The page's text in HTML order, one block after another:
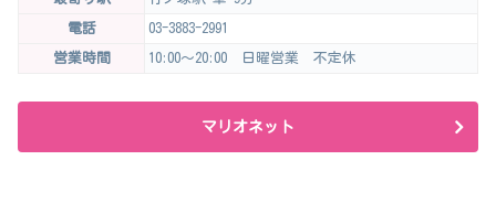
電話 03-3883-2991
営業時間 10:00～20:00 日曜営業 不定休
マリオネット